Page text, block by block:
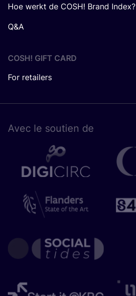
Hoe werkt de COSH! Brand Index?
Q&A
COSH! GIFT CARD
For retailers
Avec le sou­tien de